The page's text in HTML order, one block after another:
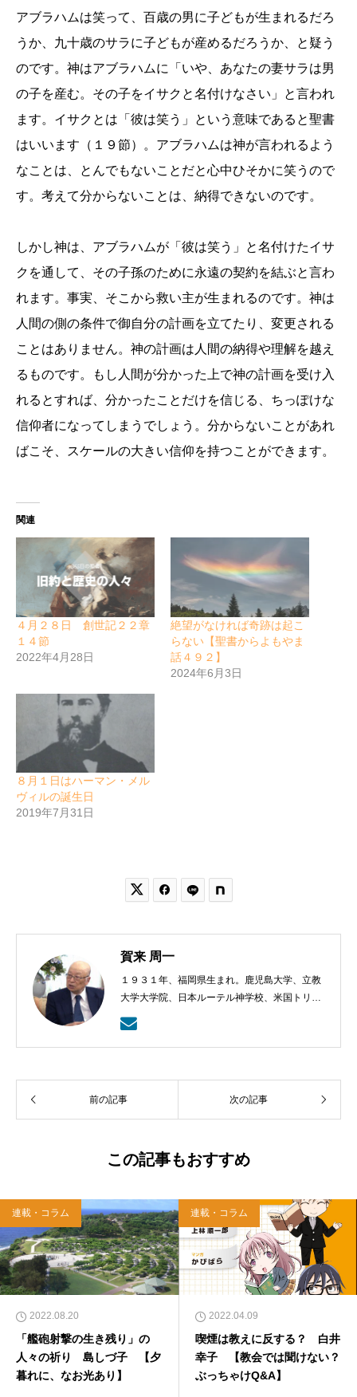
アブラハムは笑って、百歳の男に子どもが生まれるだろ
うか、九十歳のサラに子どもが産めるだろうか、と疑う
のです。神はアブラハムに「いや、あなたの妻サラは男
の子を産む。その子をイサクと名付けなさい」と言われ
ます。イサクとは「彼は笑う」という意味であると聖書
はいいます（１９節）。アブラハムは神が言われるよう
なことは、とんでもないことだと心中ひそかに笑うので
す。考えて分からないことは、納得できないのです。
しかし神は、アブラハムが「彼は笑う」と名付けたイサ
クを通して、その子孫のために永遠の契約を結ぶと言わ
れます。事実、そこから救い主が生まれるのです。神は
人間の側の条件で御自分の計画を立てたり、変更される
ことはありません。神の計画は人間の納得や理解を越え
るものです。もし人間が分かった上で神の計画を受け入
れるとすれば、分かったことだけを信じる、ちっぽけな
信仰者になってしまうでしょう。分からないことがあれ
ばこそ、スケールの大きい信仰を持つことができます。
関連
４月２８日 創世記２２章
１４節
2022年4月28日
絶望がなければ奇跡は起こ
らない【聖書からよもやま
話４９２】
2024年6月3日
８月１日はハーマン・メル
ヴィルの誕生日
2019年7月31日
 
賀来 周一
１９３１年、福岡県生まれ。鹿児島大学、立教
大学大学院、日本ルーテル神学校、米国トリニ
ティー・ルーテル神学校卒業。日本福音ルーテ
ル教会牧師として、京都賀茂川、東京、札幌、
武蔵野教会を牧会。その後、ルーテル学院大学
前の記事
次の記事
この記事もおすすめ
連載・コラム
2022.08.20
「艦砲射撃の生き残り」の
人々の祈り 島しづ子 【夕
暮れに、なお光あり】
連載・コラム
2022.04.09
喫煙は教えに反する？ 白井
幸子 【教会では聞けない？
ぶっちゃけQ&A】